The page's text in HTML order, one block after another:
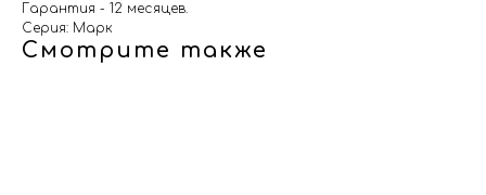
Гарантия - 12 месяцев.
Серия: Марк
Смотрите также